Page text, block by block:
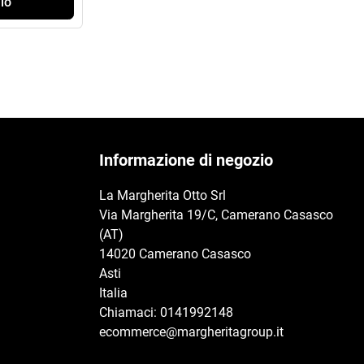
Informazione di negozio
La Margherita Otto Srl
Via Margherita 19/C, Camerano Casasco
(AT)
14020 Camerano Casasco
Asti
Italia
Chiamaci: 0141992148
ecommerce@margheritagroup.it